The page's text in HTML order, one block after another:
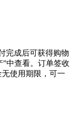
完成后可获得购物
”中查看。订单签收
使用期限，可一